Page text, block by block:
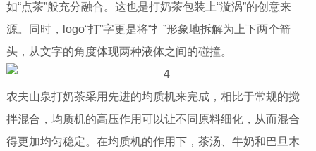
如“点茶”般充分融合。这也是打奶茶包装上“漩涡”的创意来
源。同时，logo“打”字更是将“扌”形象地拆解为上下两个箭
头，从文字的角度体现两种液体之间的碰撞。
农夫山泉打奶茶采用先进的均质机来完成，相比于常规的搅
拌混合，均质机的高压作用可以让不同原料细化，从而混合
得更加均匀稳定。在均质机的作用下，茶汤、牛奶和巴旦木